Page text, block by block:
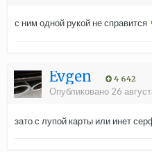
с ним одной рукой не справится
Evgen 4 642
Опубликовано 26
зато с лупой карты или инет